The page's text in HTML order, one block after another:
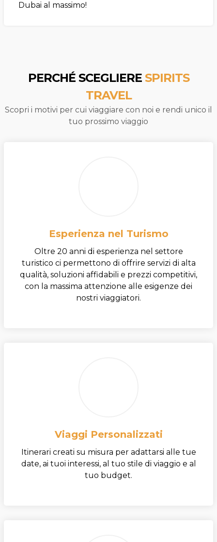
Dubai al massimo!
PERCHÉ SCEGLIERE SPIRITS
TRAVEL
Scopri i motivi per cui viaggiare con noi e rendi unico il
tuo prossimo viaggio
Esperienza nel Turismo
Oltre 20 anni di esperienza nel settore
turistico ci permettono di offrire servizi di alta
qualità, soluzioni affidabili e prezzi competitivi,
con la massima attenzione alle esigenze dei
nostri viaggiatori.
Viaggi Personalizzati
Itinerari creati su misura per adattarsi alle tue
date, ai tuoi interessi, al tuo stile di viaggio e al
tuo budget.